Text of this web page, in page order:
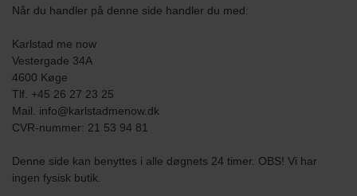
Når du handler på denne side handler du med:
Karlstad me now
Vestergade 34A
4600 Køge
Tlf. +45 26 27 23 25
Mail. info@karlstadmenow.dk
CVR-nummer: 21 53 94 81
Denne side kan benyttes i alle døgnets 24 timer. OBS! Vi har
ingen fysisk butik.